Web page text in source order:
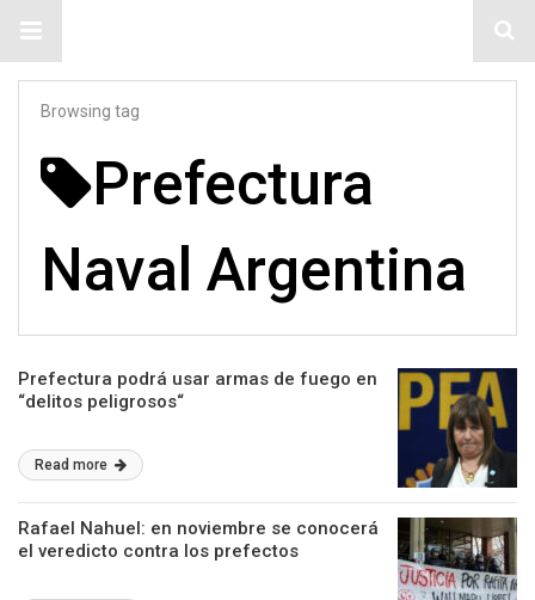
Browsing tag
Prefectura
Naval Argentina
Prefectura podrá usar armas de fuego en
“delitos peligrosos“
Read more
Rafael Nahuel: en noviembre se conocerá
el veredicto contra los prefectos